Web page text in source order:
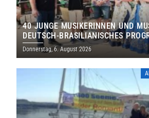
40 JUNGE MUSIKERINNEN UND
DEUTSCH-BRASILIANISCHES
THOLEY
Donnerstag, 6. August 2026